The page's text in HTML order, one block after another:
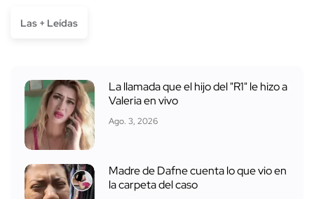
Las + Leídas
La llamada que el hijo del "R1" le hizo a
Valeria en vivo
Ago. 3, 2026
Madre de Dafne cuenta lo que vio en
la carpeta del caso